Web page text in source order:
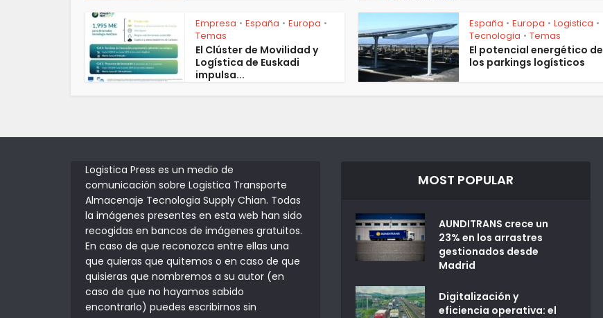
Empresa • España • Europa •
Temas
El Clúster de Movilidad y
Logística de Euskadi
impulsa...
España • Europa • Logistica •
Tecnologia • Temas
El potencial energético de
los parkings logísticos
Logistica Press es un medio de
comunicación sobre Logistica Transporte
Almacenaje Tecnologia Supply Chian. Todas
la imágenes presentes en esta web han sido
recogidas en bancos de imágenes gratuitos.
En caso de que reconozca entre ellas una
que quieras que quitemos o en caso de que
quisieras que nombremos a su autor (en
caso de que no hayamos sabido
encontrarlo) puedes escribirnos sin
MOST POPULAR
AUNDITRANS crece un
23% en los arrastres
gestionados desde
Madrid
Digitalización y
eficiencia operativa: el